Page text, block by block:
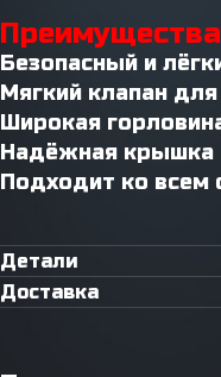
Безопасный и
Мягкий клапан
Широкая
Надёжная крышка
Подходит ко
Детали
Доставка